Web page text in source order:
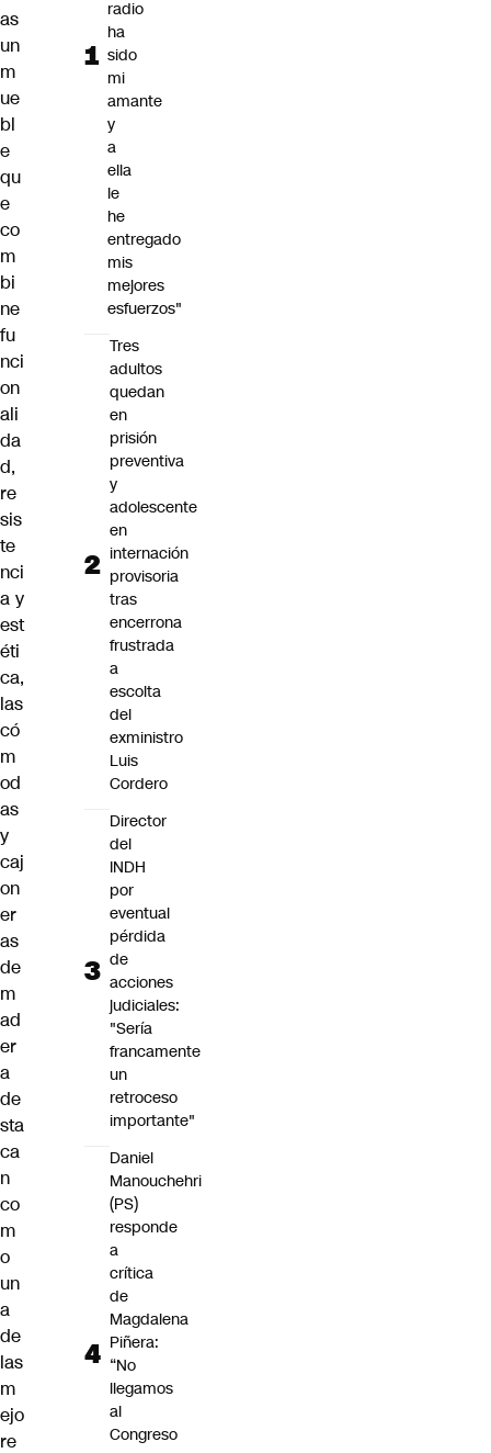
as
un
m
ue
bl
e
qu
e
co
m
bi
ne
fu
nci
on
ali
da
d,
re
sis
te
nci
a y
est
éti
ca,
las
có
m
od
as
y
caj
on
er
as
de
m
ad
er
a
de
sta
ca
n
co
m
o
un
a
de
las
m
ejo
re
radio
ha
sido
mi
amante
y
a
ella
le
he
entregado
mis
mejores
esfuerzos"
Tres
adultos
quedan
en
prisión
preventiva
y
adolescente
en
internación
provisoria
tras
encerrona
frustrada
a
escolta
del
exministro
Luis
Cordero
Director
del
INDH
por
eventual
pérdida
de
acciones
judiciales:
"Sería
francamente
un
retroceso
importante"
Daniel
Manouchehri
(PS)
responde
a
crítica
de
Magdalena
Piñera:
“No
llegamos
al
Congreso